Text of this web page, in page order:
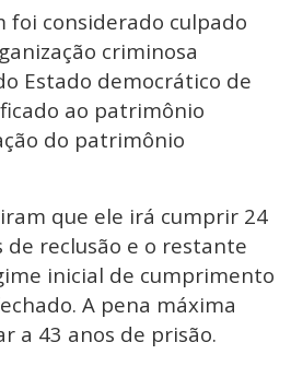
foi considerado culpado
criminosa
Estado democrático de
ao patrimônio
do patrimônio
que ele irá cumprir 24
de reclusão e o restante
inicial de cumprimento
A pena máxima
a 43 anos de prisão.